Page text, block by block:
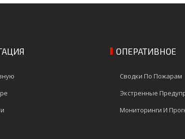
ОПЕРАТИВНОЕ
Сводки По Пожарам
Экстренные
Мониторинги И